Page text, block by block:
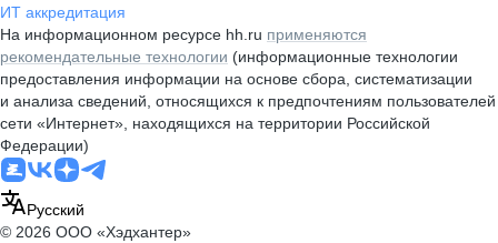
ИТ аккредитация
На информационном ресурсе hh.ru применяются
рекомендательные технологии (информационные технологии
предоставления информации на основе сбора, систематизации
и анализа сведений, относящихся к предпочтениям пользователей
сети «Интернет», находящихся на территории Российской
Федерации)
Русский
© 2026 ООО «Хэдхантер»